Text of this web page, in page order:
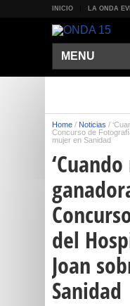
INICIO LA ONDA
MENU
Home / Noticias /
Concurso de
mujer en Sanidad
del
Joan
Sanidad